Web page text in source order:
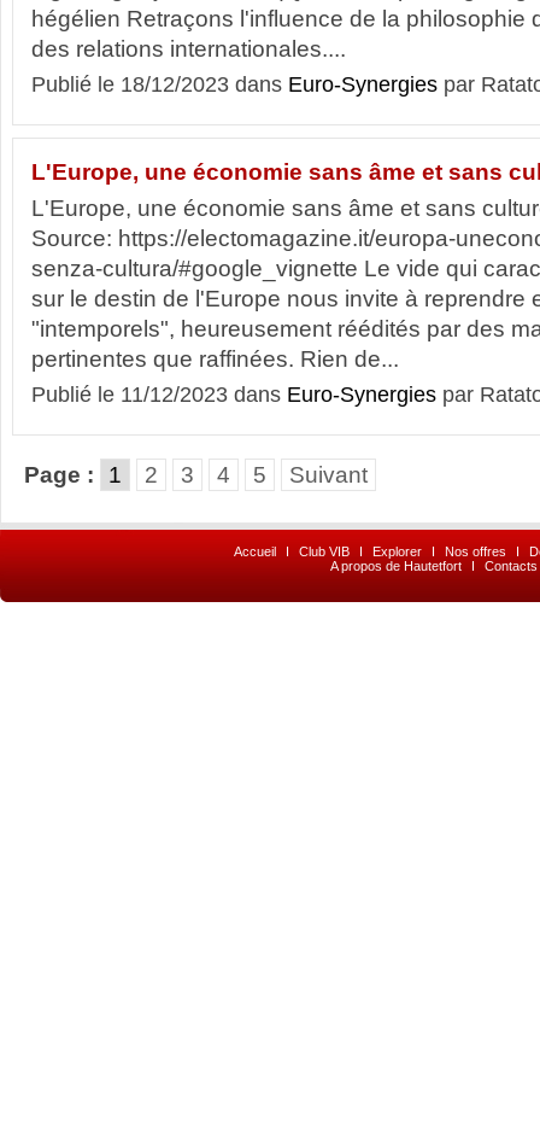
hégélien Retraçons l'influence de la philosophie
des relations internationales....
Publié le 18/12/2023 dans Euro-Synergies par
L'Europe, une économie sans âme et sans
L'Europe, une économie sans âme et sans
Source: https://electomagazine.it/europa-
senza-cultura/#google_vignette Le vide qui
sur le destin de l'Europe nous invite à reprendre
"intemporels", heureusement réédités par des
pertinentes que raffinées. Rien de...
Publié le 11/12/2023 dans Euro-Synergies par
Page : 1 2 3 4 5 Suivant
Accueil I Club VIB I Explorer I Nos offres I
A propos de Hautetfort
I Contacts